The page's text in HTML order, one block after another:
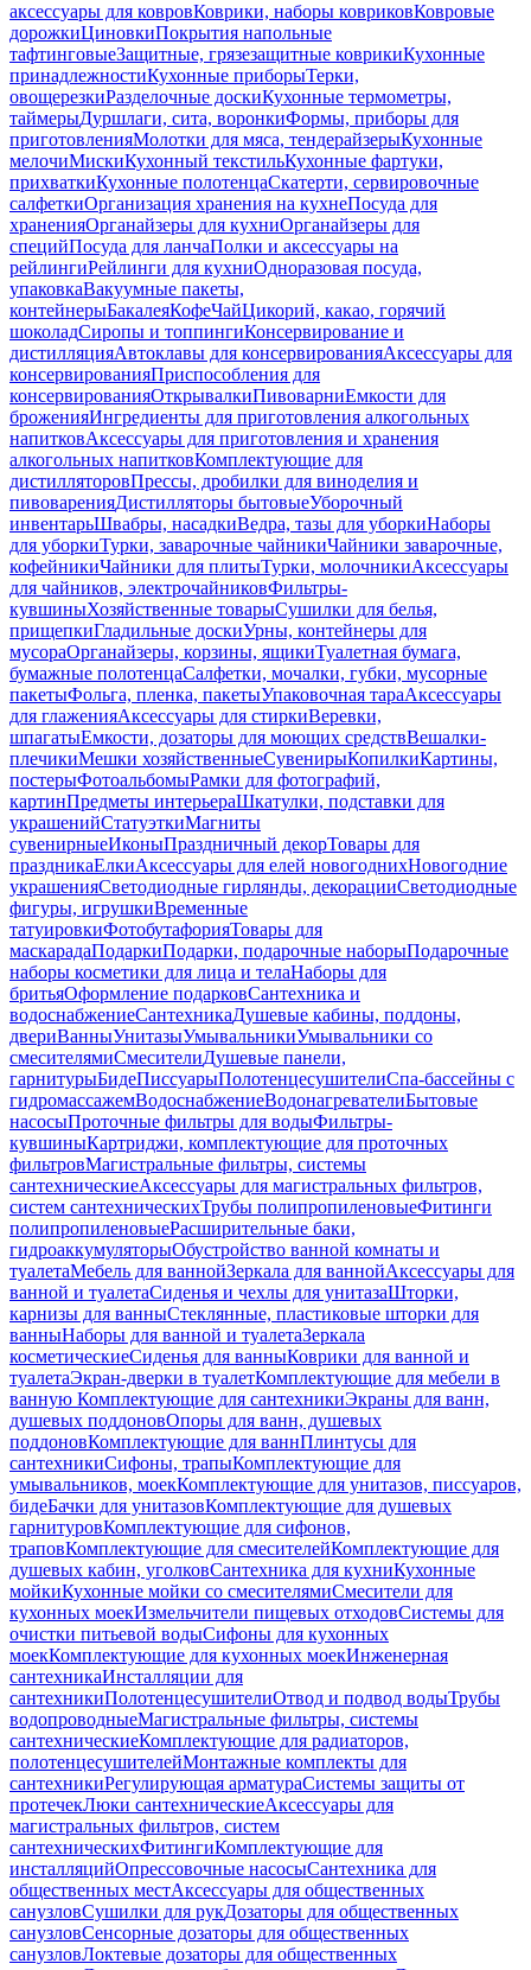
аксессуары для ковровКоврики, наборы ковриковКовровые
дорожкиЦиновкиПокрытия напольные
тафтинговыеЗащитные, грязезащитные коврикиКухонные
принадлежностиКухонные приборыТерки,
овощерезкиРазделочные доскиКухонные термометры,
таймерыДуршлаги, сита, воронкиФормы, приборы для
приготовленияМолотки для мяса, тендерайзерыКухонные
мелочиМискиКухонный текстильКухонные фартуки,
прихваткиКухонные полотенцаСкатерти, сервировочные
салфеткиОрганизация хранения на кухнеПосуда для
храненияОрганайзеры для кухниОрганайзеры для
специйПосуда для ланчаПолки и аксессуары на
рейлингиРейлинги для кухниОдноразовая посуда,
упаковкаВакуумные пакеты,
контейнерыБакалеяКофеЧайЦикорий, какао, горячий
шоколадСиропы и топпингиКонсервирование и
дистилляцияАвтоклавы для консервированияАксессуары для
консервированияПриспособления для
консервированияОткрывалкиПивоварниЕмкости для
броженияИнгредиенты для приготовления алкогольных
напитковАксессуары для приготовления и хранения
алкогольных напитковКомплектующие для
дистилляторовПрессы, дробилки для виноделия и
пивоваренияДистилляторы бытовыеУборочный
инвентарьШвабры, насадкиВедра, тазы для уборкиНаборы
для уборкиТурки, заварочные чайникиЧайники заварочные,
кофейникиЧайники для плитыТурки, молочникиАксессуары
для чайников, электрочайниковФильтры-
кувшиныХозяйственные товарыСушилки для белья,
прищепкиГладильные доскиУрны, контейнеры для
мусораОрганайзеры, корзины, ящикиТуалетная бумага,
бумажные полотенцаСалфетки, мочалки, губки, мусорные
пакетыФольга, пленка, пакетыУпаковочная тараАксессуары
для глаженияАксессуары для стиркиВеревки,
шпагатыЕмкости, дозаторы для моющих средствВешалки-
плечикиМешки хозяйственныеСувенирыКопилкиКартины,
постерыФотоальбомыРамки для фотографий,
картинПредметы интерьераШкатулки, подставки для
украшенийСтатуэткиМагниты
сувенирныеИконыПраздничный декорТовары для
праздникаЕлкиАксессуары для елей новогоднихНовогодние
украшенияСветодиодные гирлянды, декорацииСветодиодные
фигуры, игрушкиВременные
татуировкиФотобутафорияТовары для
маскарадаПодаркиПодарки, подарочные наборыПодарочные
наборы косметики для лица и телаНаборы для
бритьяОформление подарковСантехника и
водоснабжениеСантехникаДушевые кабины, поддоны,
двериВанныУнитазыУмывальникиУмывальники со
смесителямиСмесителиДушевые панели,
гарнитурыБидеПиссуарыПолотенцесушителиСпа-бассейны с
гидромассажемВодоснабжениеВодонагревателиБытовые
насосыПроточные фильтры для водыФильтры-
кувшиныКартриджи, комплектующие для проточных
фильтровМагистральные фильтры, системы
сантехническиеАксессуары для магистральных фильтров,
систем сантехническихТрубы полипропиленовыеФитинги
полипропиленовыеРасширительные баки,
гидроаккумуляторыОбустройство ванной комнаты и
туалетаМебель для ваннойЗеркала для ваннойАксессуары для
ванной и туалетаСиденья и чехлы для унитазаШторки,
карнизы для ванныСтеклянные, пластиковые шторки для
ванныНаборы для ванной и туалетаЗеркала
косметическиеСиденья для ванныКоврики для ванной и
туалетаЭкран-дверки в туалетКомплектующие для мебели в
ванную Комплектующие для сантехникиЭкраны для ванн,
душевых поддоновОпоры для ванн, душевых
поддоновКомплектующие для ваннПлинтусы для
сантехникиСифоны, трапыКомплектующие для
умывальников, моекКомплектующие для унитазов, писсуаров,
бидеБачки для унитазовКомплектующие для душевых
гарнитуровКомплектующие для сифонов,
траповКомплектующие для смесителейКомплектующие для
душевых кабин, уголковСантехника для кухниКухонные
мойкиКухонные мойки со смесителямиСмесители для
кухонных моекИзмельчители пищевых отходовСистемы для
очистки питьевой водыСифоны для кухонных
моекКомплектующие для кухонных моекИнженерная
сантехникаИнсталляции для
сантехникиПолотенцесушителиОтвод и подвод водыТрубы
водопроводныеМагистральные фильтры, системы
сантехническиеКомплектующие для радиаторов,
полотенцесушителейМонтажные комплекты для
сантехникиРегулирующая арматураСистемы защиты от
протечекЛюки сантехническиеАксессуары для
магистральных фильтров, систем
сантехническихФитингиКомплектующие для
инсталляцийОпрессовочные насосыСантехника для
общественных местАксессуары для общественных
санузловСушилки для рукДозаторы для общественных
санузловСенсорные дозаторы для общественных
санузловЛоктевые дозаторы для общественных